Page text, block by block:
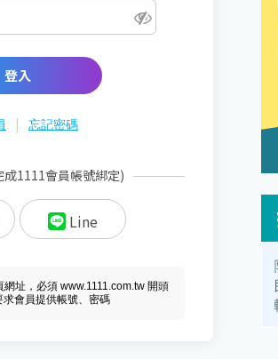
登入
| 忘記密碼
1111會員帳號綁定)
Line
址，必須 www.1111.com.tw 開頭
會員提供帳號、密碼